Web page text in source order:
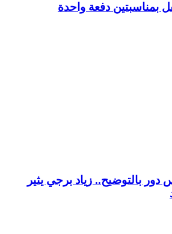
بمناسبتين دفعة واحدة
دور بالتوضيح.. زياد برجي يثير